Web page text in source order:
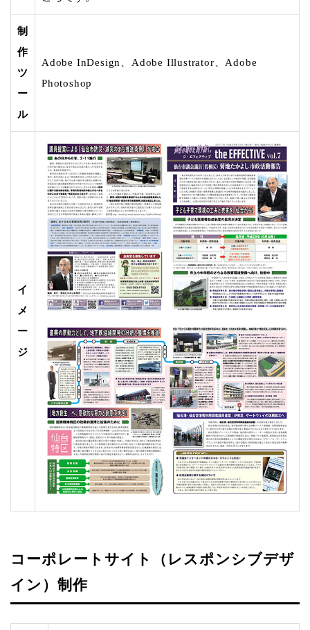
制
作
ツ
ー
ル
Adobe InDesign、Adobe Illustrator、Adobe
Photoshop
イ
メ
ー
ジ
コーポレートサイト（レスポンシブデザ
イン）制作